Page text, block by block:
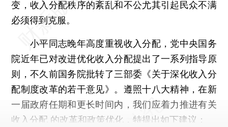
变，收入分配秩序的紊乱和不公尤其引起民众不满
必须得到克服。
小平同志晚年高度重视收入分配，党中央国务
院近年已对改进优化收入分配提出了一系列指导原
则，不久前国务院批转了三部委《关于深化收入分
配制度改革的若干意见》。遵照十八大精神，在新
一届政府任期和更长时间内，我们应着力推进有关
收入分配 的改革和政策优化，特提出如下建议：